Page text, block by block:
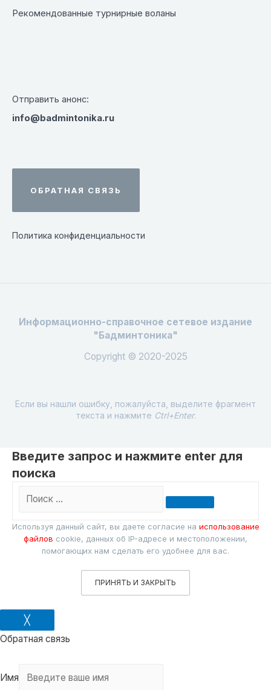
Рекомендованные турнирные воланы
Отправить анонс:
info@badmintonika.ru
ОБРАТНАЯ СВЯЗЬ
Политика конфиденциальности
Информационно-справочное сетевое издание
"Бадминтоника"
Copyright © 2020-2025
Если вы нашли ошибку, пожалуйста, выделите фрагмент
текста и нажмите Ctrl+Enter.
Введите запрос и нажмите enter для
поиска
Поиск
Используя данный сайт, вы даете согласие на использование
файлов cookie, данных об IP-адресе и местоположении,
помогающих нам сделать его удобнее для вас.
ПРИНЯТЬ И ЗАКРЫТЬ
╳
Обратная связь
Имя